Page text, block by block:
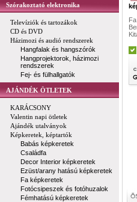
Szórakoztató elektronika
Televíziók és tartozákok
CD és DVD
Házimozi és audió rendszerek
Hangfalak és hangszórók
Hangprojektorok, házimozi
rendszerek
Fej- és fülhallgatók
AJÁNDÉK ÖTLETEK
KARÁCSONY
Valentin napi ötletek
Ajándék utalványok
Képkeretek, képtartók
Babás képkeretek
Családfa
Decor Interior képkeretek
Ezüst/arany hatású képkeretek
Fa képkeretek
Fotócsipeszek és fotóhuzalok
Fémhatású képkeretek